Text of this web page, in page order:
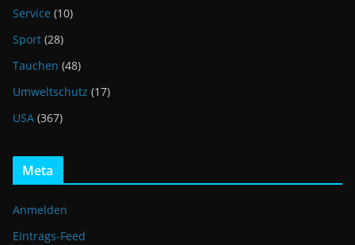
Service (10)
Sport (28)
Tauchen (48)
Umweltschutz (17)
USA (367)
Meta
Anmelden
Eintrags-Feed